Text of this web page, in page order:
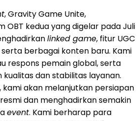
, Gravity Game Unite,
OBT kedua yang digelar pada Juli
linked game, fitur UGC
berbagai konten baru. Kami
respons pemain global, serta
dan stabilitas layanan.
kami akan melanjutkan persiapan
dan menghadirkan semakin
event. Kami berharap para